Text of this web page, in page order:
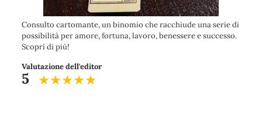
Consulto cartomante, un binomio che racchiude una serie di
possibilità per amore, fortuna, lavoro, benessere e successo.
Scopri di più!
Valutazione dell'editor
5